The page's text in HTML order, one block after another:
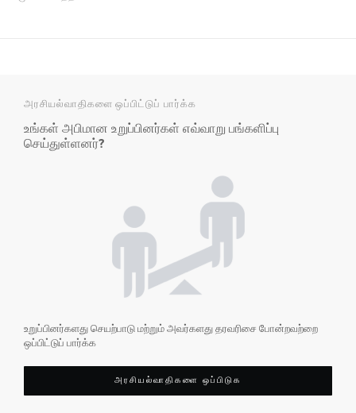
அரசியல்வாதிகளை ஒப்பிட்டுப் பார்க்க
உங்கள் அபிமான உறுப்பினர்கள் எவ்வாறு பங்களிப்பு
செய்துள்ளனர்?
உறுப்பினர்களது செயற்பாடு மற்றும் அவர்களது தரவரிசை போன்றவற்றை
ஒப்பிட்டுப் பார்க்க
அரசியல்வாதிகளை ஒப்பிடுக